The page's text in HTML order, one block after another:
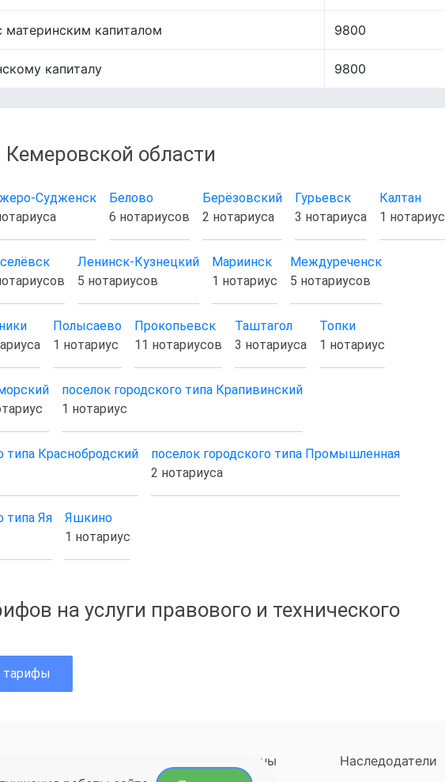
материнским капиталом 9800
капиталу 9800
области
Судженск
Белово
6 нотариусов
Берёзовский
2 нотариуса
Гурьевск
3 нотариуса
Калтан
1 нотариус
Ленинск-Кузнецкий
5 нотариусов
Мариинск
1 нотариус
Междуреченск
5 нотариусов
Полысаево
1 нотариус
Прокопьевск
11 нотариусов
Таштагол
3 нотариуса
Топки
1 нотариус
поселок городского типа Крапивинский
1 нотариус
типа Краснобродский
поселок городского типа Промышленная
2 нотариуса
типа Яя
Яшкино
1 нотариус
на услуги правового и технического
тарифы
Регионы Наследодатели